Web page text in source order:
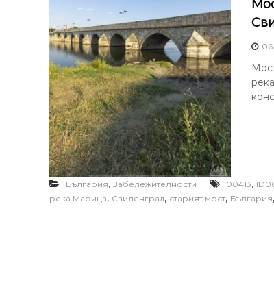
България, Забележителности 00413,
река Марица, Свиленград, старият мост, България,